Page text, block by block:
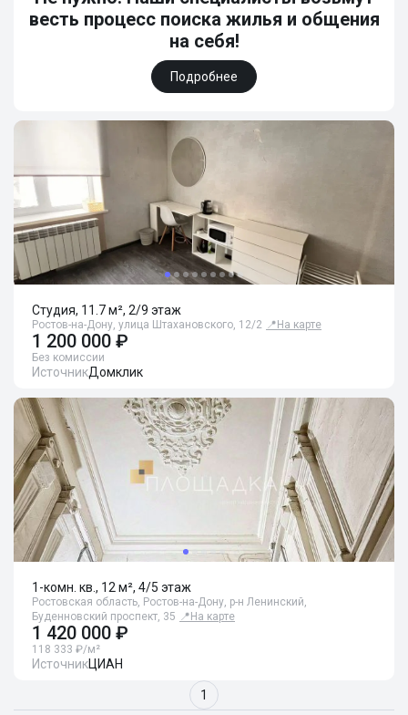
весть процесс поиска жилья и общения
на себя!
Подробнее
Студия, 11.7 м², 2/9 этаж
Ростов-на-Дону, улица Штахановского, 12/2 📍 На карте
1 200 000 ₽
Без комиссии
ИсточникДомклик
1-комн. кв., 12 м², 4/5 этаж
Ростовская область, Ростов-на-Дону, р-н Ленинский,
Буденновский проспект, 35 📍 На карте
1 420 000 ₽
118 333 ₽/м²
ИсточникЦИАН
1